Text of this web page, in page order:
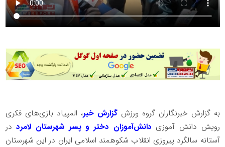
به گزارش خبرنگاران گروه ورزشگزارش خبر، المپیاد بازی‌های فکری
رویش دانش آموزی دانش‌آموزان دختر و پسر شهرستان لامرددر
آستانه سالگرد پیروزی انقلاب شکوهمند اسلامی ایران در این شهرستان